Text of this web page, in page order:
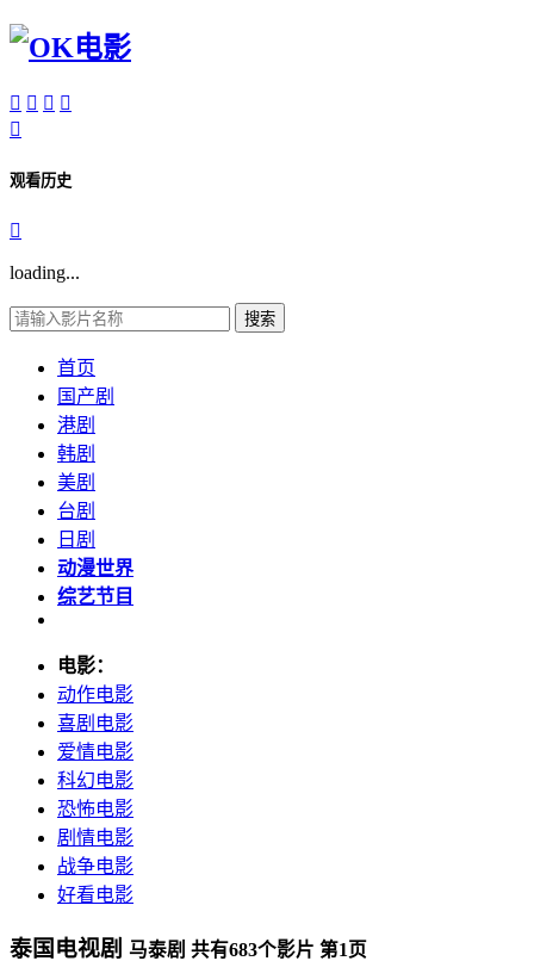
   

观看历史

loading...
搜索
首页
国产剧
港剧
韩剧
美剧
台剧
日剧
动漫世界
综艺节目
电影：
动作电影
喜剧电影
爱情电影
科幻电影
恐怖电影
剧情电影
战争电影
好看电影
泰国电视剧 马泰剧 共有683个影片 第1 页